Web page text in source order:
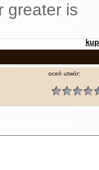
greater is
oceń utwór: